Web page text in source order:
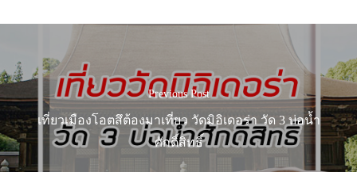
Previous Post
เที่ยวเมืองโอตสึต้องมาเที่ยว วัดมิอิเดอร่า วัด 3 บ่อน้ำ
ศักดิ์สิทธิ์